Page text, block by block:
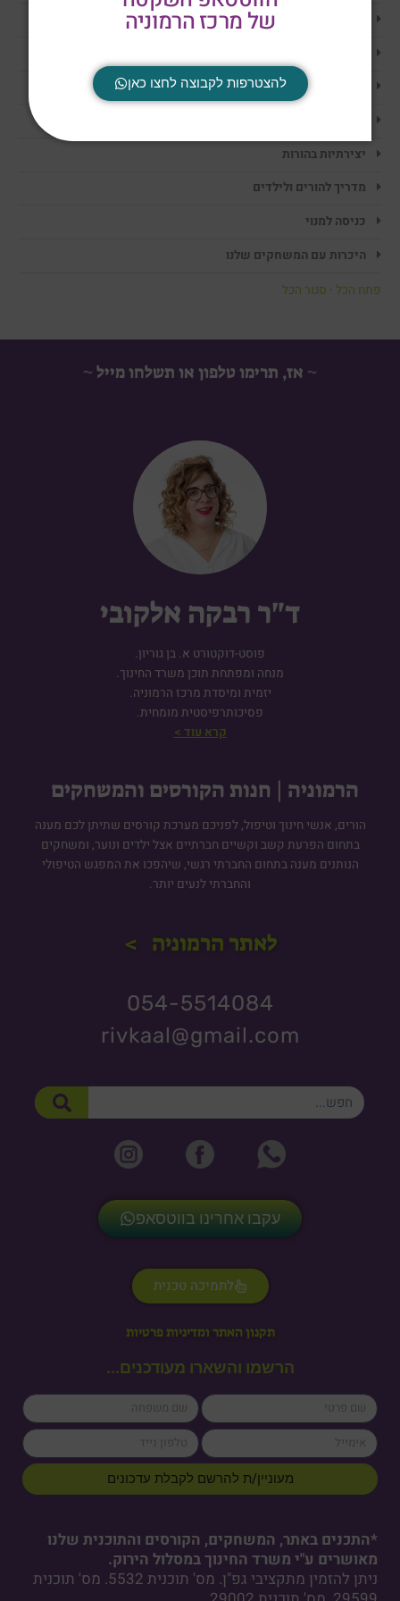
סדנת מוכנות לכיתה א' – חשיבה ותפיסה תהליכית רגשית
איך מחזקים עצמאות
יצירתיות בהורות
מדריך להורים ולילדים
כניסה למנוי
היכרות עם המשחקים שלנו
פתח הכל · סגור הכל
~ אז, תרימו טלפון או תשלחו מייל ~
ד"ר רבקה אלקובי
פוסט-דוקטורט א. בן גוריון.
מנחה ומפתחת תוכן משרד החינוך.
יזמית ומיסדת מרכז הרמוניה.
פסיכותרפיסטית מומחית.
קרא עוד >
הרמוניה | חנות הקורסים והמשחקים
הורים, אנשי חינוך וטיפול, לפניכם מערכת קורסים שתיתן לכם מענה
בתחום הפרעת קשב וקשיים חברתיים אצל ילדים ונוער, ומשחקים
הנותנים מענה בתחום החברתי רגשי, שיהפכו את המפגש הטיפולי
והחברתי לנעים יותר.
לאתר הרמוניה >
054-5514084
rivkaal@gmail.com
חיפוש
עקבו אחרינו בווטסאפ
לתמיכה טכנית
תקנון האתר ומדיניות פרטיות
*התכנים באתר, המשחקים, הקורסים והתוכנית שלנו
מאושרים ע"י משרד החינוך במסלול הירוק.
ניתן להזמין מתקציבי גפ"ן. מס' תוכנית 5532. מס' תוכנית
הרשמו והשארו מעודכנים...
firstName
lastName
email
cellPhone
מעוניין/ת להרשם לקבלת עדכונים
של מרכז הרמוניה
להצטרפות לקבוצה לחצו כאן